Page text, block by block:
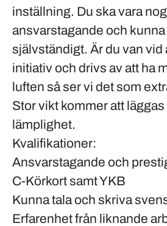
inställning. Du ska vara
ansvarstagande och
självständigt. Är du van vid
initiativ och drivs av att ha
luften så ser vi det som
Stor vikt kommer att
lämplighet.
Kvalifikationer:
Ansvarstagande och
C-Körkort samt YKB
Kunna tala och skriva
Erfarenhet från liknande